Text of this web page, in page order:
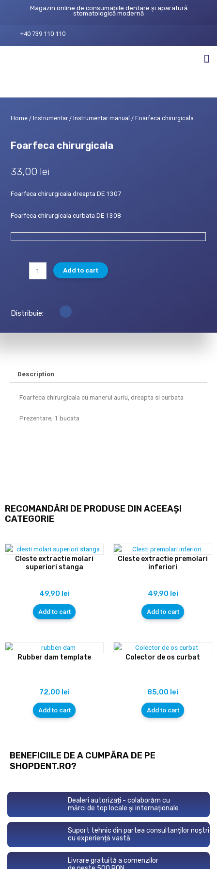
Magazin online de consumabile dentare și aparatură
stomatologică modernă
+40 739 110 110
Home /Instrumentar /Instrumentar manual / Foarfeca chirurgicala
Foarfeca chirurgicala
33,00 lei
Foarfeca chirurgicala dreapta DE 1307
Foarfeca chirurgicala curbata DE 1308
Add to cart
Distribuie:
Description
Foarfeca chirurgicala cu manerul auriu, dreapta si curbata
Prezentare; 1 bucata
RECOMANDĂRI DE PRODUSE DIN ACEEAȘI
CATEGORIE
Cleste extractie molari
superiori stanga
49,90 lei
Add to cart
Cleste extractie premolari
inferiori
49,90 lei
Add to cart
Rubber dam template
72,00 lei
Add to cart
Colector de os curbat
85,00 lei
Add to cart
BENEFICIILE DE A CUMPĂRA DE PE
SHOPDENT.RO?
Dealeri autorizați - colaborăm cu
mărci de top locale și internaționale
Suport tehnic din partea consultanților noștri
cu experiență vastă
Livrare gratuită a comenzilor